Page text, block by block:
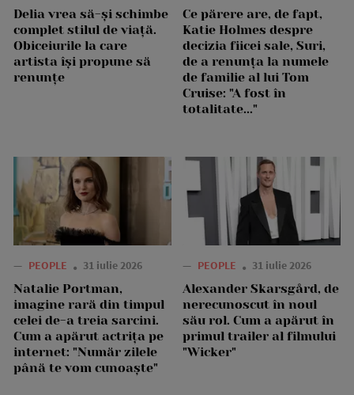
Delia vrea să-și schimbe
complet stilul de viață.
Obiceiurile la care
artista își propune să
renunțe
Ce părere are, de fapt,
Katie Holmes despre
decizia fiicei sale, Suri,
de a renunța la numele
de familie al lui Tom
Cruise: "A fost în
totalitate..."
— PEOPLE 31 iulie 2026
Natalie Portman,
imagine rară din timpul
celei de-a treia sarcini.
Cum a apărut actrița pe
internet: "Număr zilele
până te vom cunoaște"
— PEOPLE 31 iulie 2026
Alexander Skarsgård, de
nerecunoscut în noul
său rol. Cum a apărut în
primul trailer al filmului
"Wicker"